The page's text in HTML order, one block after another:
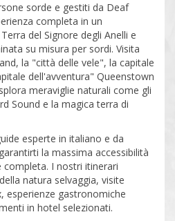
sorde e gestiti da Deaf
completa in un
del Signore degli Anelli e
su misura per sordi. Visita
la "città delle vele", la capitale
dell'avventura" Queenstown
meraviglie naturali come gli
Sound e la magica terra di
esperte in italiano e da
la massima accessibilità
I nostri itinerari
natura selvaggia, visite
esperienze gastronomiche
in hotel selezionati.